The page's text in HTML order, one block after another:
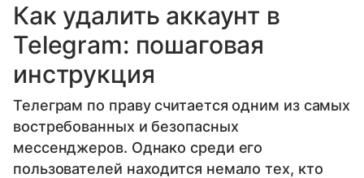
Как удалить аккаунт в
Telegram: пошаговая
инструкция
Телеграм по праву считается одним из самых
востребованных и безопасных
мессенджеров. Однако среди его
пользователей находится немало тех, кто